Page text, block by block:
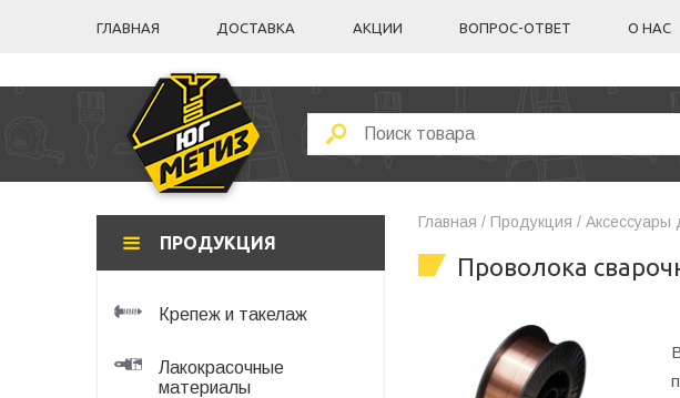
ГЛАВНАЯ ДОСТАВКА АКЦИИ ВОПРОС-ОТВЕТ О НАС
ПРОДУКЦИЯ
Крепеж и такелаж
Лакокрасочные
материалы
Главная / Продукция / Аксессуары
Проволока